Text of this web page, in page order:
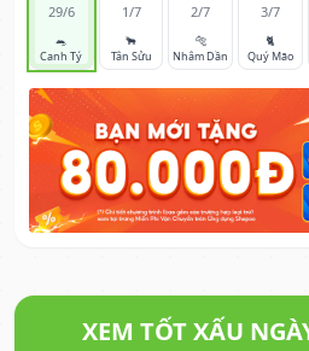
29/6
🐀
Canh Tý
1/7
🐂
Tân Sửu
2/7
🐅
Nhâm Dần
3/7
🐈
Quý Mão
XEM TỐT XẤU